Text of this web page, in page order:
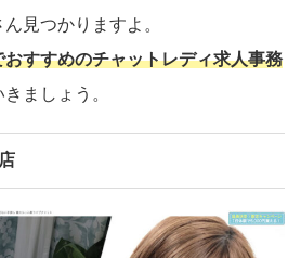
見つかりますよ。
おすすめのチャットレディ求人事務
ましょう。